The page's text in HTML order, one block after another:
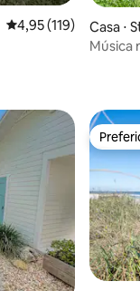
4,95 de uma
4,95 (119)
Casa ⋅
Música
hóspedes